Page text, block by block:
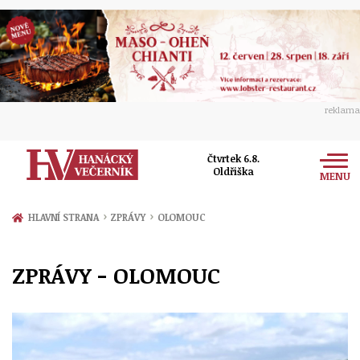
reklama
Čtvrtek 6.8.
Oldřiška
MENU
Zprávy
Přerov
Politika
Ekonomika
Kultura
Hudba
Společnost
Ženy
Sport
HLAVNÍ STRANA › ZPRÁVY › OLOMOUC
ZPRÁVY - OLOMOUC